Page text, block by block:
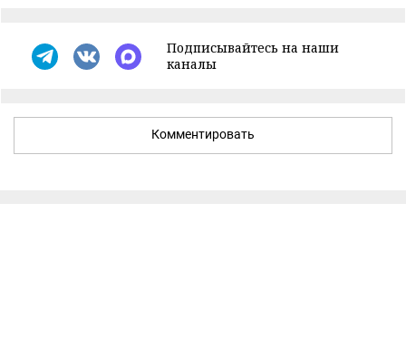
Подписывайтесь на наши
каналы
Комментировать